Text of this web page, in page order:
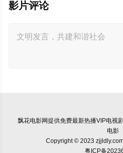
影片评论
飘花电影网提供免费最新热播VIP电视
电影
Copyright © 2023
粤ICP备